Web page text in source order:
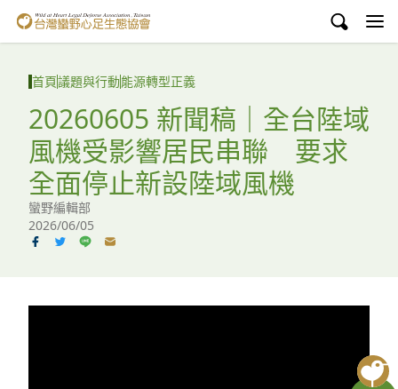
台灣蠻野心足生態協會
環境教育
白海豚媽祖宮
支持蠻野
首頁議題與行動能源轉型正義
20260605 新聞稿｜全台陸域
風機受影響居民串聯 要求
全面停止新設陸域風機
蠻野編輯部
2026/06/05